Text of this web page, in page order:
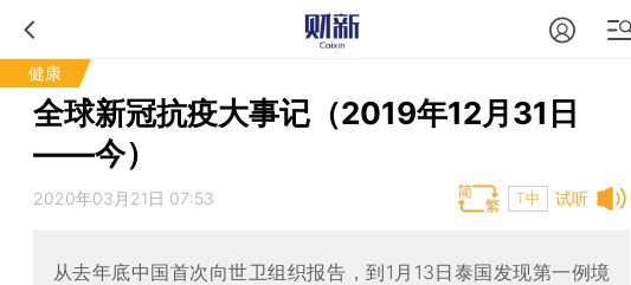
健康
全球新冠抗疫大事记（2019年12月31日
——今）
试听
2020年03月21日 07:53 T中
从去年底中国首次向世卫组织报告，到1月13日泰国发现第一例境